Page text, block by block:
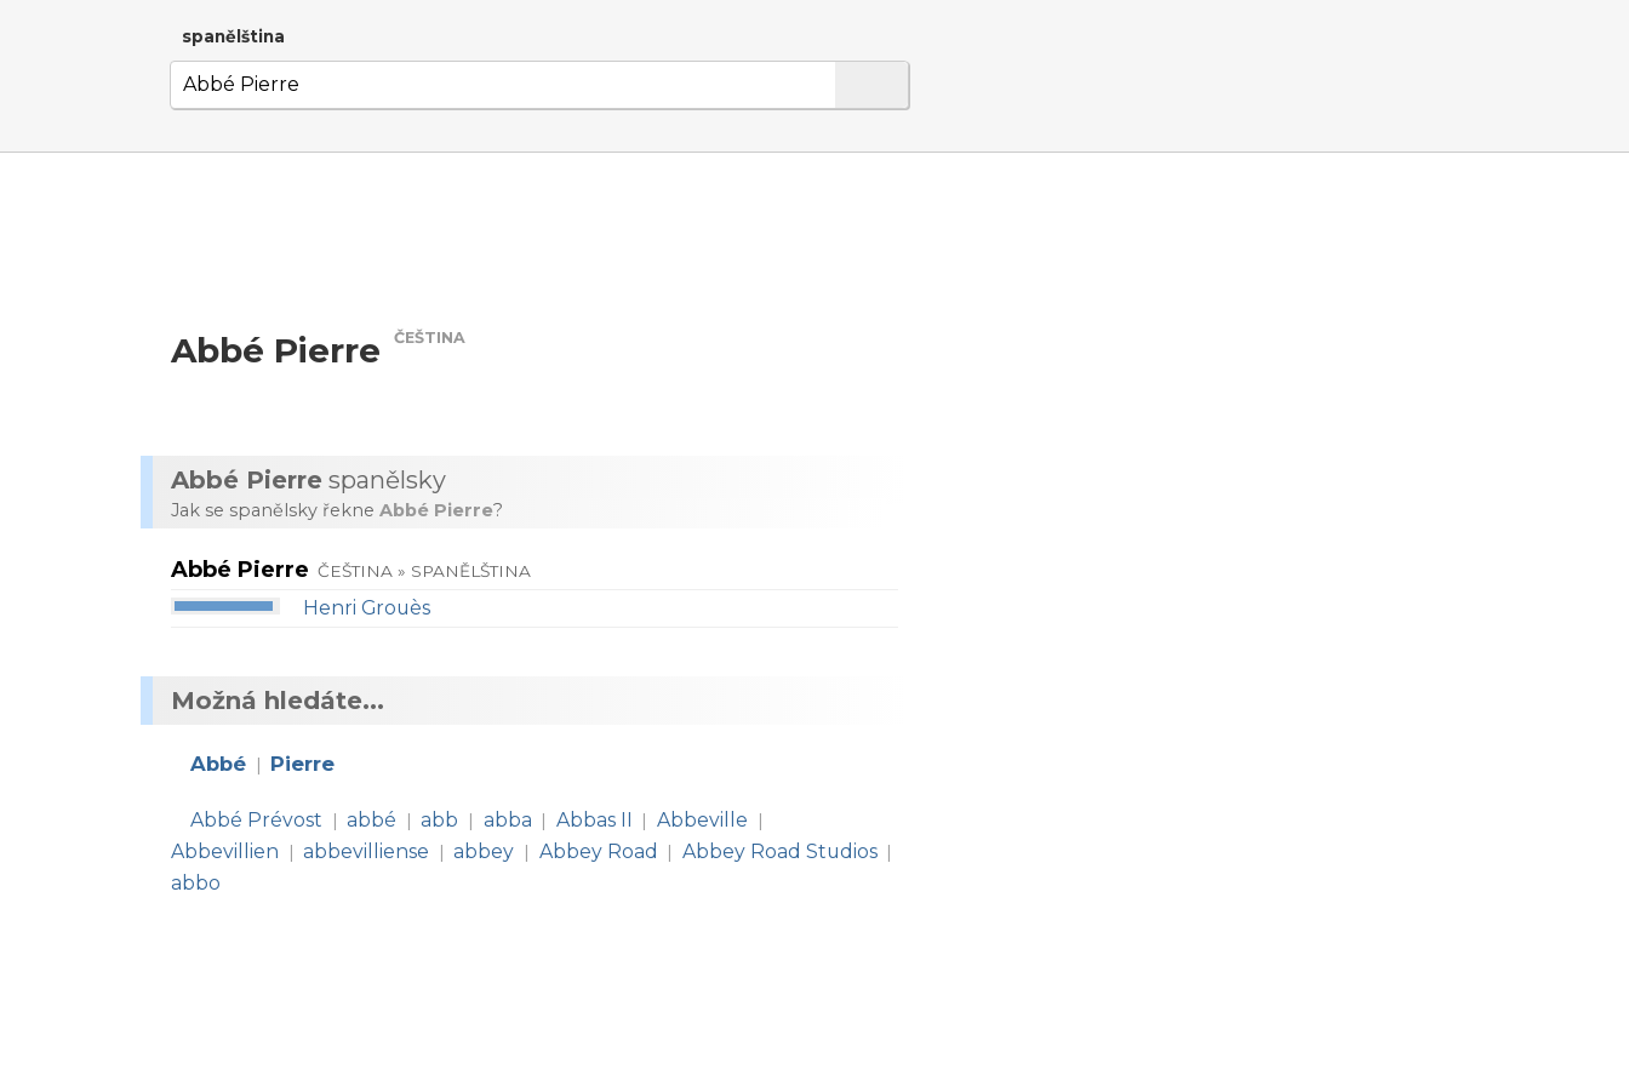
spanělština
Abbé Pierre ČEŠTINA
Abbé Pierre spanělsky
Jak se spanělsky řekne Abbé Pierre?
Abbé Pierre ČEŠTINA » SPANĚLŠTINA
Henri Grouès
Možná hledáte...
Abbé | Pierre
Abbé Prévost | abbé | abb | abba | Abbas II | Abbeville |
Abbevillien | abbevilliense | abbey | Abbey Road | Abbey Road Studios |
abbo